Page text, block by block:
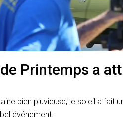
Printemps a
bien pluvieuse, le soleil a fait
événement.